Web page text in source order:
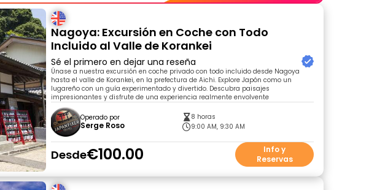
Nagoya: Excursión en Coche con Todo
Incluido al Valle de Korankei
Sé el primero en dejar una reseña
Únase a nuestra excursión en coche privado con todo incluido desde Nagoya
hasta el valle de Korankei, en la prefectura de Aichi. Explore Japón como un
lugareño con un guía experimentado y divertido. Descubra paisajes
impresionantes y disfrute de una experiencia realmente envolvente
Operado por
Serge Roso
8 horas
9:00 AM, 9:30 AM
Desde€100.00
Info y
Reservas